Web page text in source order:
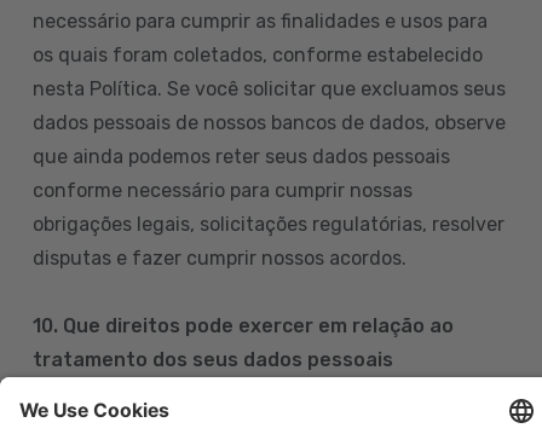
necessário para cumprir as finalidades e usos para
os quais foram coletados, conforme estabelecido
nesta Política. Se você solicitar que excluamos seus
dados pessoais de nossos bancos de dados, observe
que ainda podemos reter seus dados pessoais
conforme necessário para cumprir nossas
obrigações legais, solicitações regulatórias, resolver
disputas e fazer cumprir nossos acordos.
10. Que direitos pode exercer em relação ao
tratamento dos seus dados pessoais